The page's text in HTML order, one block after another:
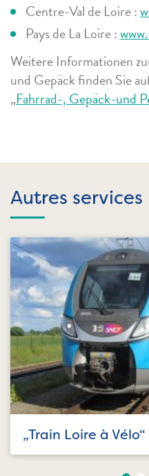
Centre-Val de Loire :
Pays de La Loire :
Weitere Informationen
und Gepäck finden Sie
„Fahrrad-, Gepäck-und
Autres services
„Train Loire à Vélo“